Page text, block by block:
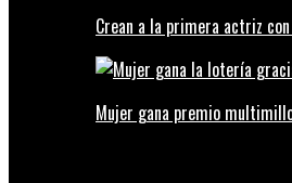
Crean a la primera actriz
Mujer gana premio